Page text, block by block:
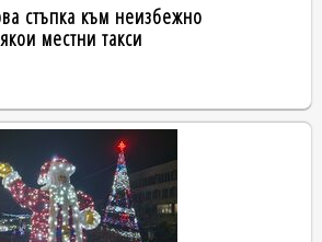
стъпка към неизбежно
местни такси